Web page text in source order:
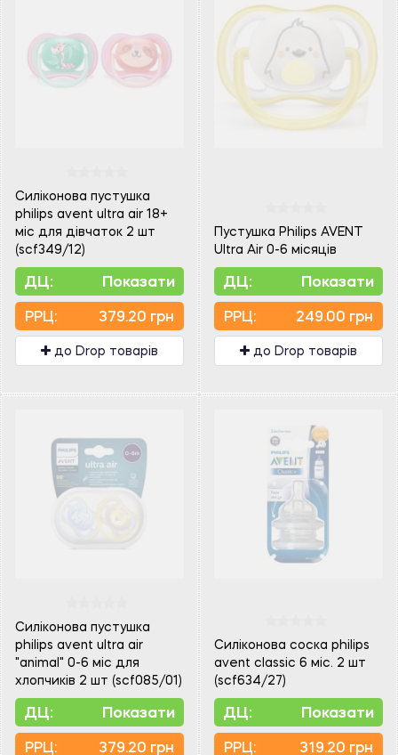
Силіконова пустушка
philips avent ultra air 18+
міс для дівчаток 2 шт
(scf349/12)
ДЦ: Показати
PPЦ: 379.20 грн
до Drop товарів
Пустушка Philips AVENT
Ultra Air 0-6 місяців
ДЦ: Показати
PPЦ: 249.00 грн
до Drop товарів
Силіконова пустушка
philips avent ultra air
"animal" 0-6 міс для
хлопчиків 2 шт (scf085/01)
ДЦ: Показати
PPЦ: 379.20 грн
Силіконова соска philips
avent classic 6 міс. 2 шт
(scf634/27)
ДЦ: Показати
PPЦ: 319.20 грн